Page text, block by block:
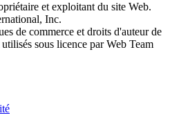
et exploitant du site Web.
Inc.
de commerce et droits d'auteur de
sous licence par Web Team